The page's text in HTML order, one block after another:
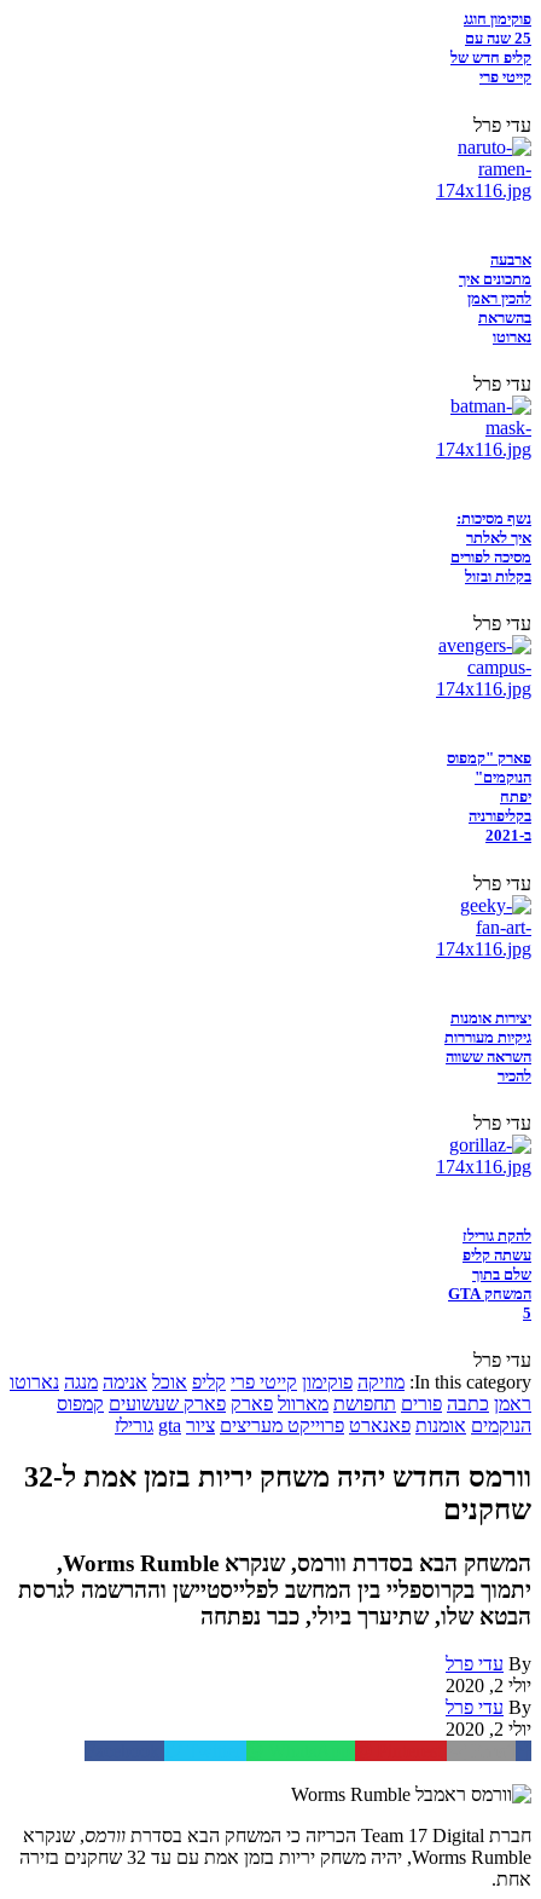
פוקימון חוגג
25 שנה עם
קליפ חדש של
קייטי פרי
עדי פרל
ארבעה
מתכונים איך
להכין ראמן
בהשראת
נארוטו
עדי פרל
נשף מסיכות:
איך לאלתר
מסיכה לפורים
בקלות ובזול
עדי פרל
פארק "קמפוס
הנוקמים"
יפתח
בקליפורניה
ב-2021
עדי פרל
יצירות אומנות
גיקיות מעוררות
השראה ששווה
להכיר
עדי פרל
להקת גורילז
עשתה קליפ
שלם בתוך
המשחק GTA
5
עדי פרל
In this category: מוזיקה פוקימון קייטי פרי קליפ אוכל אנימה מנגה נארוטו
ראמן כתבה פורים תחפושת מארוול פארק פארק שעשועים קמפוס
הנוקמים אומנות פאנארט פרוייקט מעריצים ציור gta גורילז
וורמס החדש יהיה משחק יריות בזמן אמת ל-32
שחקנים
המשחק הבא בסדרת וורמס, שנקרא Worms Rumble,
יתמוך בקרוספליי בין המחשב לפלייסטיישן וההרשמה לגרסת
הבטא שלו, שתיערך ביולי, כבר נפתחה
By עדי פרל
יולי 2, 2020
By עדי פרל
יולי 2, 2020
חברת Team 17 Digital הכריזה כי המשחק הבא בסדרת וורמס, שנקרא
Worms Rumble, יהיה משחק יריות בזמן אמת עם עד 32 שחקנים בזירה
אחת.